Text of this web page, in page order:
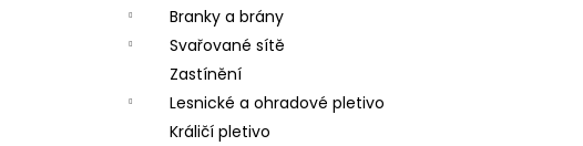
Branky a brány
Svařované sítě
Zastínění
Lesnické a ohradové pletivo
Králičí pletivo
ŠROUB SAMOŘEZNÝ K PŘÍCHYTCE PRO
PANEL 2D
5 Kč